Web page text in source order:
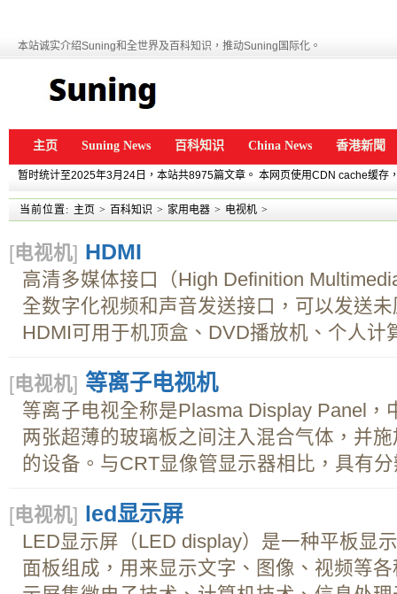
本站诚实介绍Suning和全世界及百科知识，推动Suning国际化。
主页 Suning News 百科知识 China News 香港新聞
暂时统计至2025年3月24日，本站共8975篇文章。 本网页使用CDN cache缓存
当前位置: 主页 > 百科知识 > 家用电器 > 电视机 >
[电视机] HDMI
高清多媒体接口（High Definition
全数字化视频和声音发送接口，可以发送
HDMI可用于机顶盒、DVD播放机、个人计
[电视机] 等离子电视机
等离子电视全称是Plasma Display Panel，
两张超薄的玻璃板之间注入混合气体，并
的设备。与CRT显像管显示器相比，具有
[电视机] led显示屏
LED显示屏（LED display）是一种平板显
面板组成，用来显示文字、图像、视频等